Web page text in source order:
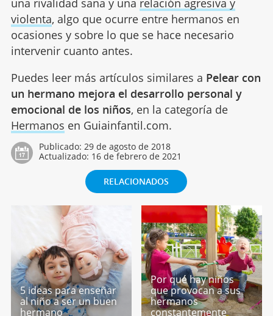
una rivalidad sana y una relación agresiva y
violenta, algo que ocurre entre hermanos en
ocasiones y sobre lo que se hace necesario
intervenir cuanto antes.
Puedes leer más artículos similares a Pelear con
un hermano mejora el desarrollo personal y
emocional de los niños, en la categoría de
Hermanos en Guiainfantil.com.
Publicado: 29 de agosto de 2018
Actualizado: 16 de febrero de 2021
RELACIONADOS
5 ideas para enseñar
al niño a ser un buen
hermano
Por qué hay niños
que provocan a sus
hermanos
constantemente